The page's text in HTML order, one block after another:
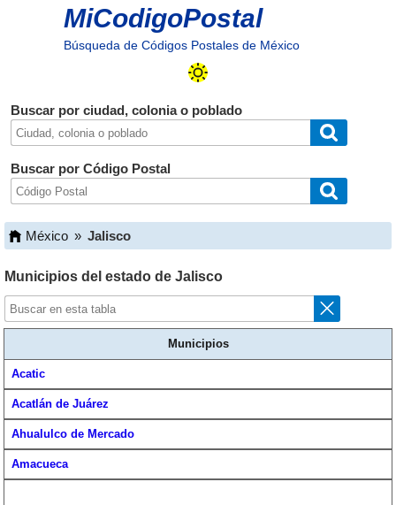
MiCodigoPostal
Búsqueda de Códigos Postales de México
Buscar por ciudad, colonia o poblado
Buscar por Código Postal
México » Jalisco
Municipios del estado de Jalisco
Municipios
Acatic
Acatlán de Juárez
Ahualulco de Mercado
Amacueca